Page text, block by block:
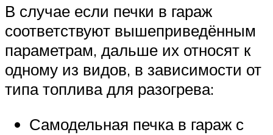
В случае если печки в гараж
соответствуют вышеприведённым
параметрам, дальше их относят к
одному из видов, в зависимости от
типа топлива для разогрева:
Самодельная печка в гараж с